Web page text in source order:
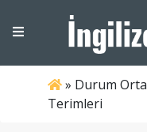
» Durum
Terimleri